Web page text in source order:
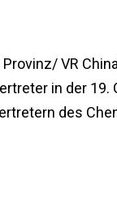
VR
in der
des